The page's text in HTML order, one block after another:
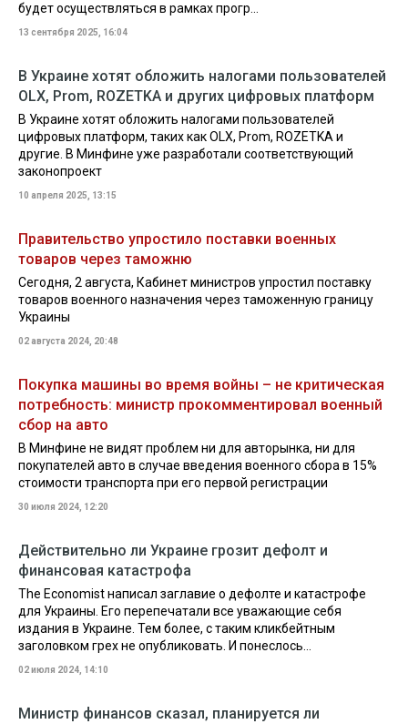
будет осуществляться в рамках прогр...
13 сентября 2025, 16:04
В Украине хотят обложить налогами пользователей
OLX, Prom, ROZETKA и других цифровых платформ
В Украине хотят обложить налогами пользователей
цифровых платформ, таких как OLX, Prom, ROZETKA и
другие. В Минфине уже разработали соответствующий
законопроект
10 апреля 2025, 13:15
Правительство упростило поставки военных
товаров через таможню
Сегодня, 2 августа, Кабинет министров упростил поставку
товаров военного назначения через таможенную границу
Украины
02 августа 2024, 20:48
Покупка машины во время войны – не критическая
потребность: министр прокомментировал военный
сбор на авто
В Минфине не видят проблем ни для авторынка, ни для
покупателей авто в случае введения военного сбора в 15%
стоимости транспорта при его первой регистрации
30 июля 2024, 12:20
Действительно ли Украине грозит дефолт и
финансовая катастрофа
The Economist написал заглавие о дефолте и катастрофе
для Украины. Его перепечатали все уважающие себя
издания в Украине. Тем более, с таким кликбейтным
заголовком грех не опубликовать. И понеслось…
02 июля 2024, 14:10
Министр финансов сказал, планируется ли